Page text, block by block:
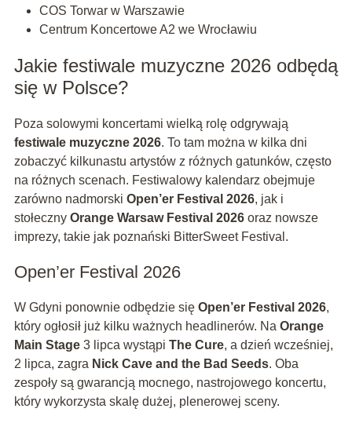
COS Torwar w Warszawie
Centrum Koncertowe A2 we Wrocławiu
Jakie festiwale muzyczne 2026 odbędą
się w Polsce?
Poza solowymi koncertami wielką rolę odgrywają
festiwale muzyczne 2026. To tam można w kilka dni
zobaczyć kilkunastu artystów z różnych gatunków, często
na różnych scenach. Festiwalowy kalendarz obejmuje
zarówno nadmorski Open’er Festival 2026, jak i
stołeczny Orange Warsaw Festival 2026oraz nowsze
imprezy, takie jak poznański BitterSweet Festival.
Open’er Festival 2026
W Gdyni ponownie odbędzie się Open’er Festival 2026,
który ogłosił już kilku ważnych headlinerów. Na Orange
Main Stage3 lipca wystąpi The Cure, a dzień wcześniej,
2 lipca, zagra Nick Cave and the Bad Seeds. Oba
zespoły są gwarancją mocnego, nastrojowego koncertu,
który wykorzysta skalę dużej, plenerowej sceny.